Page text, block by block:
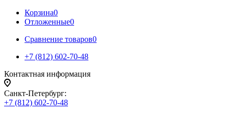
Корзина0
Отложенные0
Сравнение товаров0
+7 (812) 602-70-48
Контактная информация
Санкт-Петербург:
+7 (812) 602-70-48